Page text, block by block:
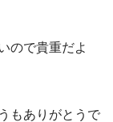
ので貴重だよ
もありがとうで